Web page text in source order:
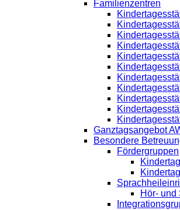
Familienzentren
Ganztagsangebot
Besondere
Fördergruppen
Hör-